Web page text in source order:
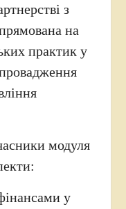
з
на
практик у
модуля
у